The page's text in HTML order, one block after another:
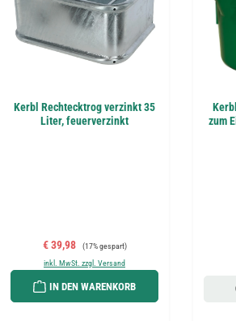
Kerbl Rechtecktrog verzinkt 35
Liter, feuerverzinkt
Verkaufspreis:
€ 39,98 Regulärer Preis:
(17% gespart)
inkl. MwSt. zzgl. Versand
IN DEN WARENKORB
zum